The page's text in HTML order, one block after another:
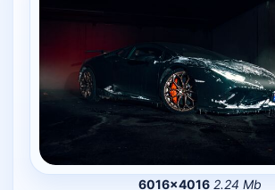
6016×4016 2.24 Mb